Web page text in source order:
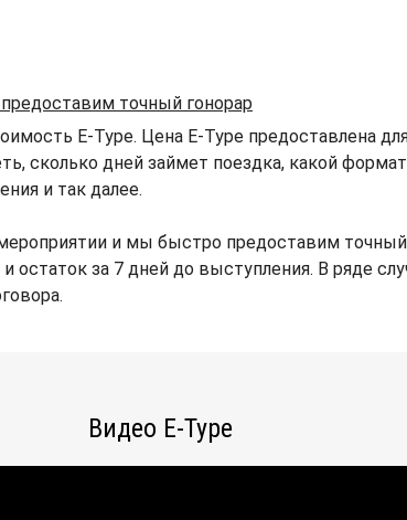
точный гонорар
E-Type. Цена E-Type предоставлена
сколько дней займет поездка, какой
и так далее.
и мы быстро предоставим точный
остаток за 7 дней до выступления. В ряде
Видео E-Type